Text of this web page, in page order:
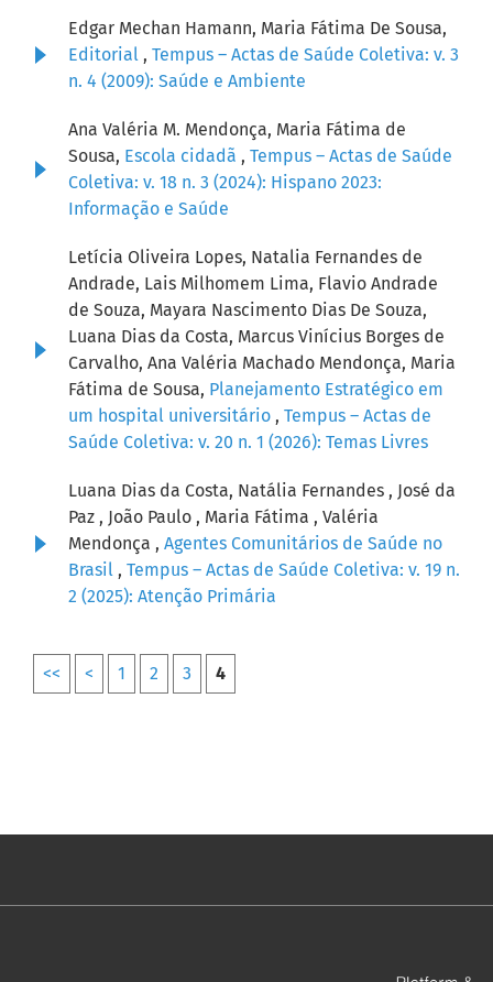
Edgar Mechan Hamann, Maria Fátima De Sousa,
Editorial , Tempus – Actas de Saúde Coletiva: v. 3
n. 4 (2009): Saúde e Ambiente
Ana Valéria M. Mendonça, Maria Fátima de
Sousa, Escola cidadã , Tempus – Actas de Saúde
Coletiva: v. 18 n. 3 (2024): Hispano 2023:
Informação e Saúde
Letícia Oliveira Lopes, Natalia Fernandes de
Andrade, Lais Milhomem Lima, Flavio Andrade
de Souza, Mayara Nascimento Dias De Souza,
Luana Dias da Costa, Marcus Vinícius Borges de
Carvalho, Ana Valéria Machado Mendonça, Maria
Fátima de Sousa, Planejamento Estratégico em
um hospital universitário , Tempus – Actas de
Saúde Coletiva: v. 20 n. 1 (2026): Temas Livres
Luana Dias da Costa, Natália Fernandes , José da
Paz , João Paulo , Maria Fátima , Valéria
Mendonça , Agentes Comunitários de Saúde no
Brasil , Tempus – Actas de Saúde Coletiva: v. 19 n.
2 (2025): Atenção Primária
<< < 1 2 3 4